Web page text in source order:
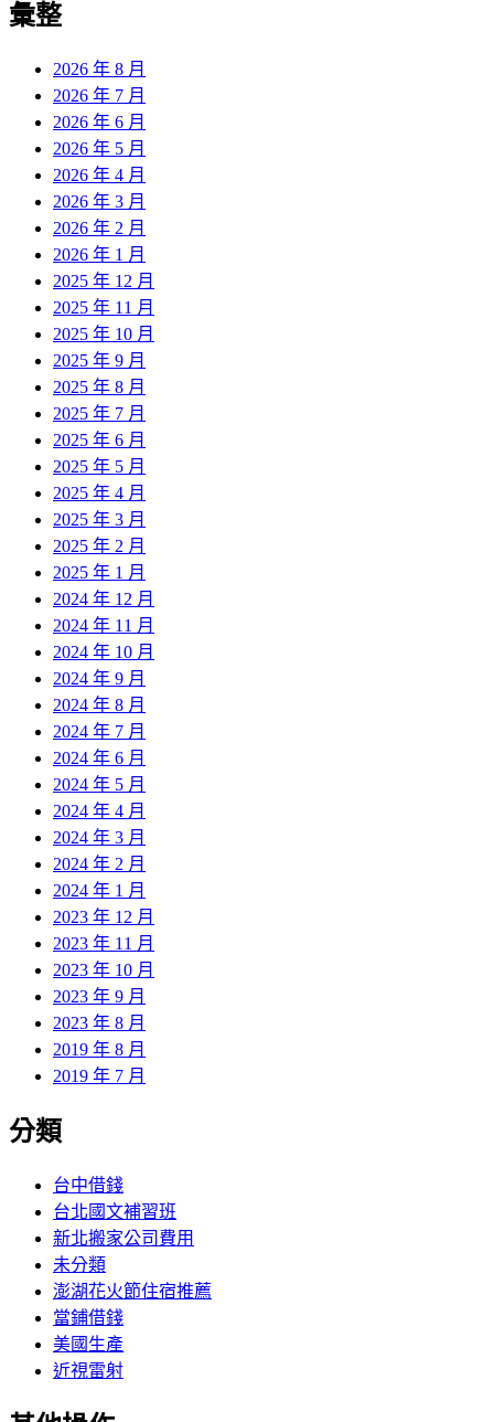
彙整
2026 年 8 月
2026 年 7 月
2026 年 6 月
2026 年 5 月
2026 年 4 月
2026 年 3 月
2026 年 2 月
2026 年 1 月
2025 年 12 月
2025 年 11 月
2025 年 10 月
2025 年 9 月
2025 年 8 月
2025 年 7 月
2025 年 6 月
2025 年 5 月
2025 年 4 月
2025 年 3 月
2025 年 2 月
2025 年 1 月
2024 年 12 月
2024 年 11 月
2024 年 10 月
2024 年 9 月
2024 年 8 月
2024 年 7 月
2024 年 6 月
2024 年 5 月
2024 年 4 月
2024 年 3 月
2024 年 2 月
2024 年 1 月
2023 年 12 月
2023 年 11 月
2023 年 10 月
2023 年 9 月
2023 年 8 月
2019 年 8 月
2019 年 7 月
分類
台中借錢
台北國文補習班
新北搬家公司費用
未分類
澎湖花火節住宿推薦
當鋪借錢
美國生產
近視雷射